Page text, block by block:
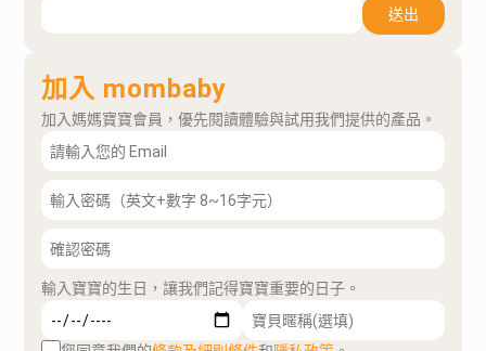
送出
加入 mombaby
加入媽媽寶寶會員，優先閱讀體驗與試用我們提供的產品。
輸入寶寶的生日，讓我們記得寶寶重要的日子。